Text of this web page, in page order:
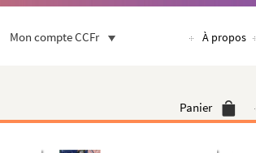
Mon compte CCFr À propos
Panier